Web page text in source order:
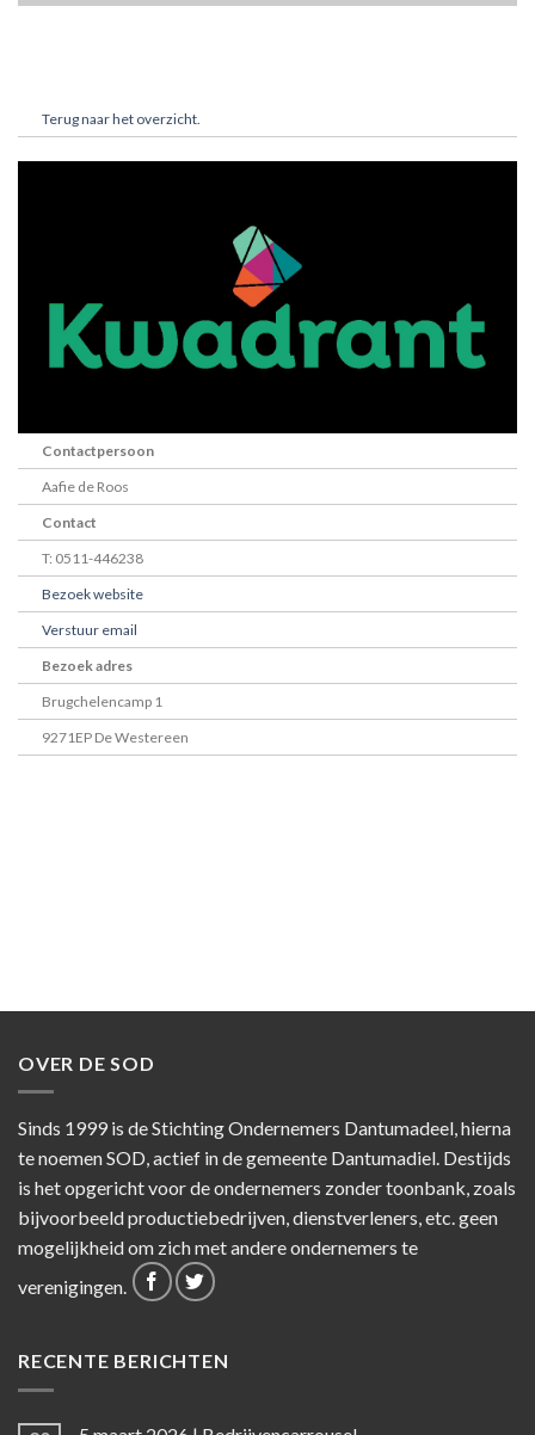
Terug naar het overzicht.
Contactpersoon
Aafie de Roos
Contact
T: 0511-446238
Bezoek website
Verstuur email
Bezoek adres
Brugchelencamp 1
9271EP De Westereen
OVER DE SOD
Sinds 1999 is de Stichting Ondernemers Dantumadeel, hierna
te noemen SOD, actief in de gemeente Dantumadiel. Destijds
is het opgericht voor de ondernemers zonder toonbank, zoals
bijvoorbeeld productiebedrijven, dienstverleners, etc. geen
mogelijkheid om zich met andere ondernemers te
verenigingen.
RECENTE BERICHTEN